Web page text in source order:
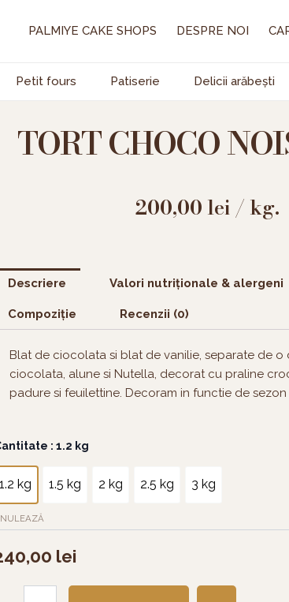
PALMIYE CAKE SHOPS DESPRE NOI
Petit fours Patiserie Delicii arăbești
TORT CHOCO
200,00 lei / kg.
Descriere Valori nutriționale & alergeni
Compoziție Recenzii (0)
Blat de ciocolata si blat de vanilie, separate de o
ciocolata, alune si Nutella, decorat cu praline
padure si feuilettine. Decoram in functie de sezon
: 1.2 kg
1.2 kg 1.5 kg 2 kg 2.5 kg 3 kg
lei
Noisettes